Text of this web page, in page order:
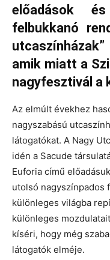
előadások
felbukkanó
amik miatt a
nagyfesztivál a
Az elmúlt évekhez
nagyszabású
látogatókat. A Nagy
idén a Sacude
Euforia című
utolsó nagyszínpados
különleges világba
különleges
kíséri, hogy még
látogatók elméje.